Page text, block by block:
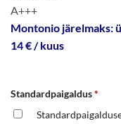
A+++
Montonio järelmaks:
14 € / kuus
Standardpaigaldus*